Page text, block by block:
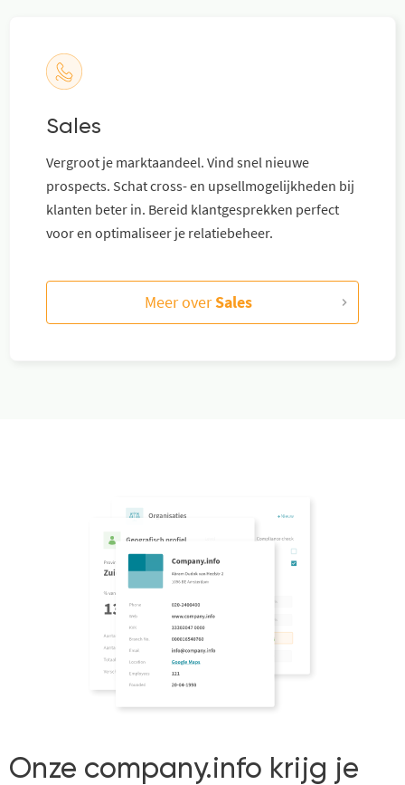
Sales
Vergroot je marktaandeel. Vind snel nieuwe
prospects. Schat cross- en upsellmogelijkheden bij
klanten beter in. Bereid klantgesprekken perfect
voor en optimaliseer je relatiebeheer.
Meer overSales
Onze company.info krijg je